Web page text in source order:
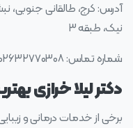
آدرس: کرج، طالقانی
نیک، طبقه ۳
شماره تماس: ۰۲۶۳۲۷۷۰۳۰۸
دکتر لیلا خرازی
برخی از خدمات درمانی و